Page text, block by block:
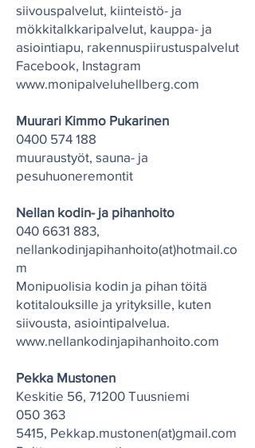
siivouspalvelut, kiinteistö- ja
mökkitalkkaripalvelut, kauppa- ja
asiointiapu, rakennuspiirustuspalvelut
Facebook, Instagram
www.monipalveluhellberg.com
Muurari Kimmo Pukarinen
0400 574 188
muuraustyöt, sauna- ja
pesuhuoneremontit
Nellan kodin- ja pihanhoito
040 6631 883,
nellankodinjapihanhoito(at)hotmail.co
m
Monipuolisia kodin ja pihan töitä
kotitalouksille ja yrityksille, kuten
siivousta, asiointipalvelua.
www.nellankodinjapihanhoito.com
Pekka Mustonen
Keskitie 56, 71200 Tuusniemi
050 363
5415, Pekkap.mustonen(at)gmail.com